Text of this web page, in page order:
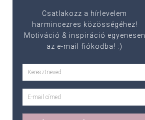
Csatlakozz a hírlevelem
harmincezres közösségéhez!
Motiváció & inspiráció egyenesen
az e-mail fiókodba! :)